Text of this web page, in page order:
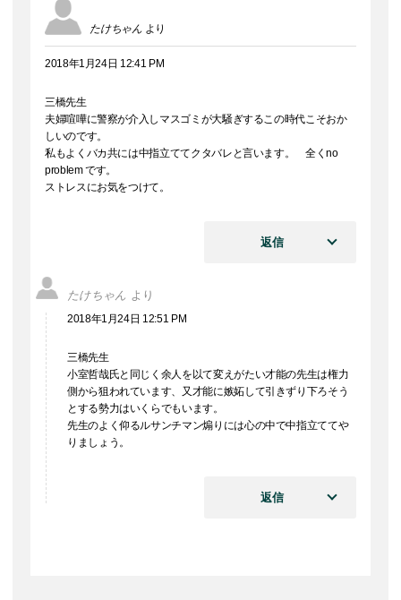
たけちゃん より
2018年1月24日 12:41 PM
三橋先生
夫婦喧嘩に警察が介入しマスゴミが大騒ぎするこの時代こそおか
しいのです。
私もよくバカ共には中指立ててクタバレと言います。 全くno
problem です。
ストレスにお気をつけて。
返信
たけちゃん より
2018年1月24日 12:51 PM
三橋先生
小室哲哉氏と同じく余人を以て変えがたい才能の先生は権力
側から狙われています、又才能に嫉妬して引きずり下ろそう
とする勢力はいくらでもいます。
先生のよく仰るルサンチマン煽りには心の中で中指立ててや
りましょう。
返信